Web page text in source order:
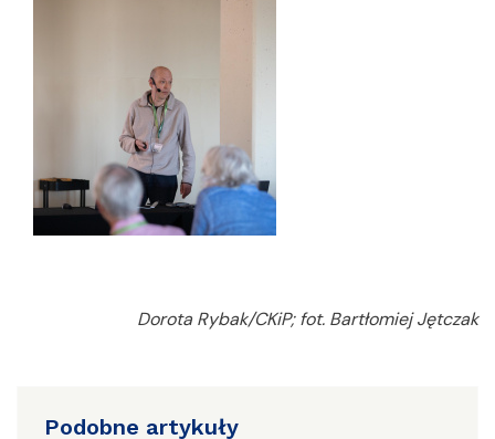
Dorota Rybak/CKiP; fot. Bartłomiej Jętczak
Podobne artykuły